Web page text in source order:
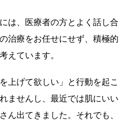
は、医療者の方とよく話し合
治療をお任せにせず、積極的
えています。
上げて欲しい」と行動を起こ
ませんし、最近では肌にいい
ん出てきました。それでも、